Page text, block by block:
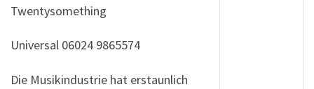
Twentysomething
Universal 06024 9865574
Die Musikindustrie hat erstaunlich